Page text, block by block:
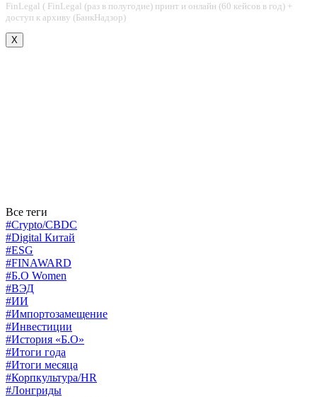
FinLegal ( FinLegal (раз в полугодие) принт и онлайн (60 кейсов в год) +
доступ к архиву (БанкНадзор)
X
Все теги
#Crypto/CBDC
#Digital Китай
#ESG
#FINAWARD
#Б.О Women
#ВЭД
#ИИ
#Импортозамещение
#Инвестиции
#История «Б.О»
#Итоги года
#Итоги месяца
#Корпкультура/HR
#Лонгриды